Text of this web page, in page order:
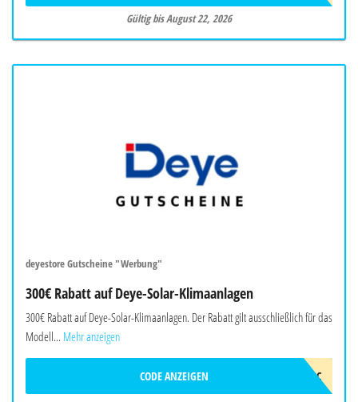
Gültig bis August 22, 2026
deyestore Gutscheine "Werbung"
300€ Rabatt auf Deye-Solar-Klimaanlagen
300€ Rabatt auf Deye-Solar-Klimaanlagen. Der Rabatt gilt ausschließlich für das
Modell... Mehr anzeigen
2026DEYEAWINAC
CODE ANZEIGEN